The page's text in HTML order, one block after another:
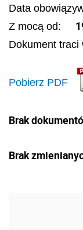
Data
Z mocą od:
Dokument traci
Pobierz PDF
Brak
Brak